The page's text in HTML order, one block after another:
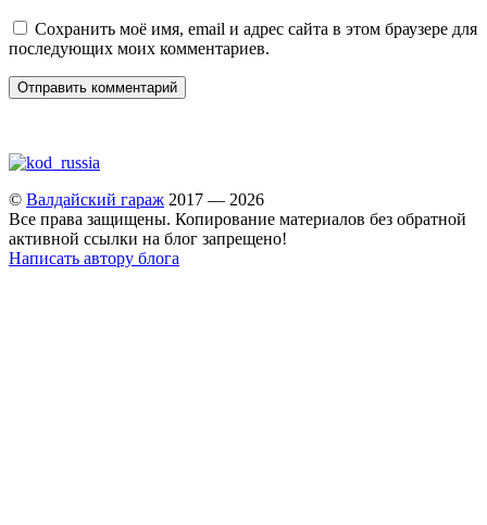
Сохранить моё имя, email и адрес сайта в этом браузере для
последующих моих комментариев.
© Валдайский гараж 2017 — 2026
Все права защищены. Копирование материалов без обратной
активной ссылки на блог запрещено!
Написать автору блога